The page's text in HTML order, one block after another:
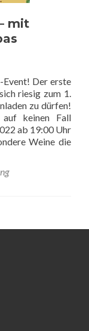
mit
Der erste
riesig zum 1.
zu dürfen!
keinen Fall
ab 19:00 Uhr
Weine die